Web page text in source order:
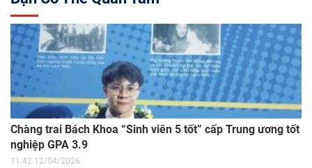
Chàng trai Bách Khoa “Sinh viên 5 tốt” cấp Trung ương tốt
nghiệp GPA 3.9
11:42 12/04/2026